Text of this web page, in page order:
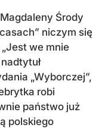
Środy
niczym się
we mnie
„Wyborczej”,
robi
państwo już
polskiego